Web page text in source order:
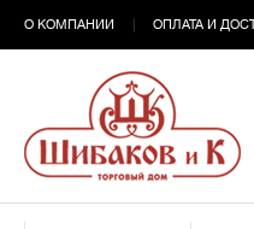
О КОМПАНИИ ОПЛАТА И